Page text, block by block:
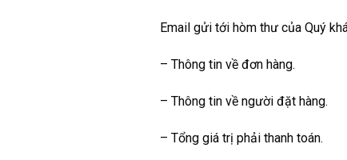
Email gửi tới hòm thư của Quý
– Thông tin về đơn hàng.
– Thông tin về người đặt hàng.
– Tổng giá trị phải thanh toán.